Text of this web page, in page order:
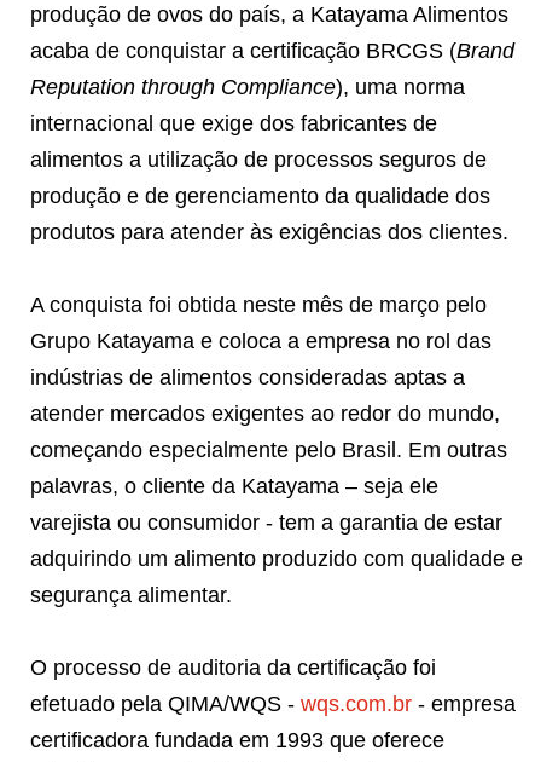
produção de ovos do país, a Katayama Alimentos
acaba de conquistar a certificação BRCGS (Brand
Reputation through Compliance), uma norma
internacional que exige dos fabricantes de
alimentos a utilização de processos seguros de
produção e de gerenciamento da qualidade dos
produtos para atender às exigências dos clientes.
A conquista foi obtida neste mês de março pelo
Grupo Katayama e coloca a empresa no rol das
indústrias de alimentos consideradas aptas a
atender mercados exigentes ao redor do mundo,
começando especialmente pelo Brasil. Em outras
palavras, o cliente da Katayama – seja ele
varejista ou consumidor - tem a garantia de estar
adquirindo um alimento produzido com qualidade e
segurança alimentar.
O processo de auditoria da certificação foi
efetuado pela QIMA/WQS - wqs.com.br - empresa
certificadora fundada em 1993 que oferece